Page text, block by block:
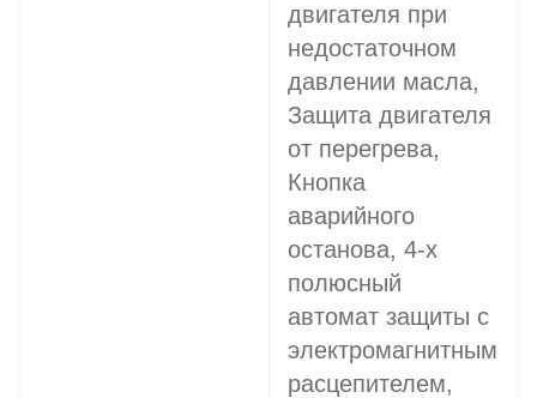
двигателя при
недостаточном
давлении масла,
Защита двигателя
от перегрева,
Кнопка
аварийного
останова, 4-х
полюсный
автомат защиты с
электромагнитным
расцепителем,